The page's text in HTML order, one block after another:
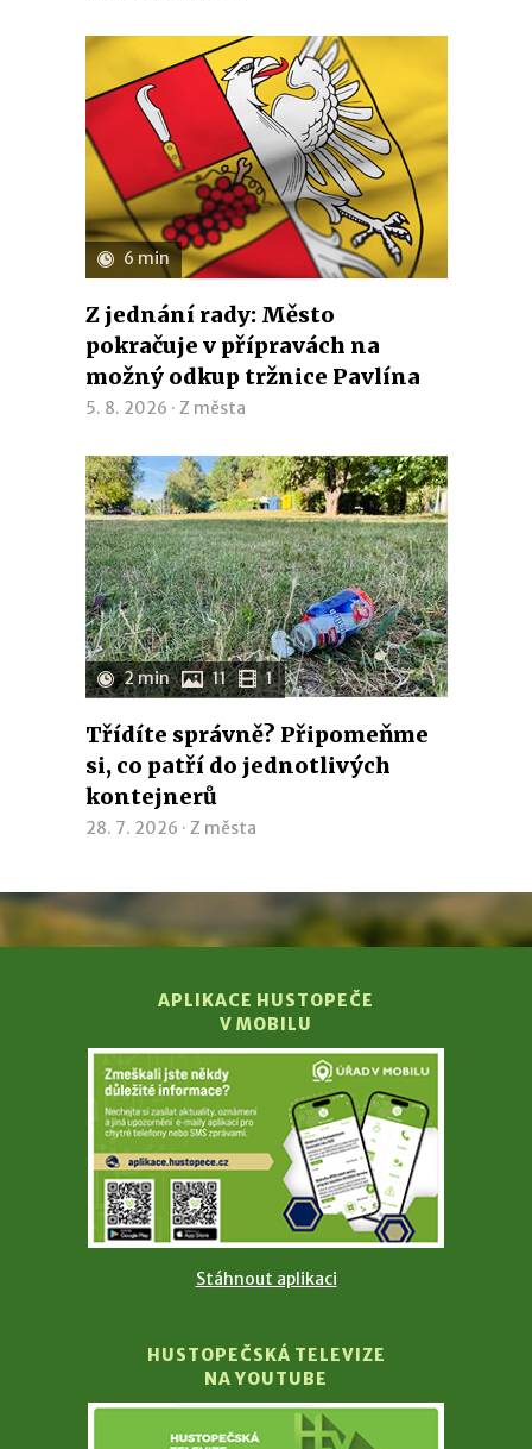
6 min
Z jednání rady: Město
pokračuje v přípravách na
možný odkup tržnice Pavlína
5. 8. 2026 · Z města
2 min 11 1
Třídíte správně? Připomeňme
si, co patří do jednotlivých
kontejnerů
28. 7. 2026 · Z města
APLIKACE HUSTOPEČE
V MOBILU
Stáhnout aplikaci
HUSTOPEČSKÁ TELEVIZE
NA YOUTUBE